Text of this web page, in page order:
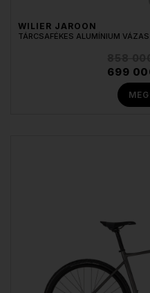
WILIER JAROON
TÁRCSAFÉKES ALUMÍNIUM VÁZAS
699